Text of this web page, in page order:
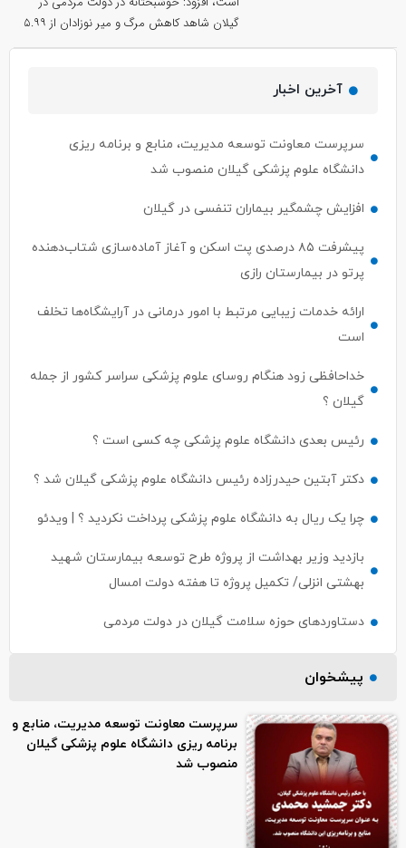
گیلان شاهد کاهش مرگ و میر نوزادان از ۵.۹۹
آخرین اخبار
سرپرست معاونت توسعه مدیریت، منابع و برنامه ریزی
دانشگاه علوم پزشکی گیلان منصوب شد
افزایش چشمگیر بیماران تنفسی در گیلان
پیشرفت ۸۵ درصدی پت اسکن و آغاز آماده‌سازی شتاب‌دهنده
پرتو در بیمارستان رازی
ارائه خدمات زیبایی مرتبط با امور درمانی در آرایشگاه‌ها تخلف
است
خداحافظی زود هنگام روسای علوم پزشکی سراسر کشور از جمله
گیلان ؟
رئیس بعدی دانشگاه علوم پزشکی چه کسی است ؟
دکتر آبتین حیدرزاده رئیس دانشگاه علوم پزشکی گیلان شد ؟
چرا یک ریال به دانشگاه علوم پزشکی پرداخت نکردید ؟ | ویدئو
بازدید وزیر بهداشت از پروژه طرح توسعه بیمارستان شهید
بهشتی انزلی/ تکمیل پروژه تا هفته دولت امسال
دستاوردهای حوزه سلامت گیلان در دولت مردمی
پیشخوان
سرپرست معاونت توسعه مدیریت، منابع و
برنامه ریزی دانشگاه علوم پزشکی گیلان
منصوب شد